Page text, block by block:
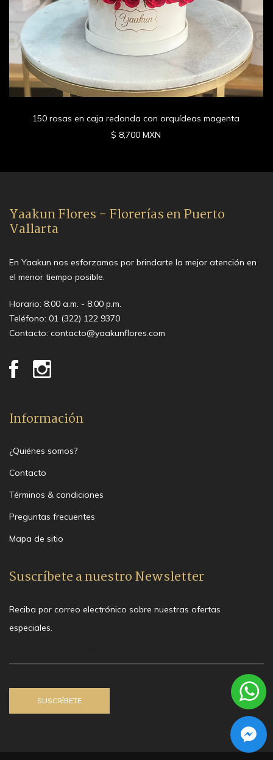
150 rosas en caja redonda con orquídeas magenta
$ 8,700 MXN
Yaakun Flores - Florerías en Puerto
Vallarta
En Yaakun nos esforzamos por brindarte la mejor atención en
el menor tiempo posible.
Horario: 8:00 a.m. - 8:00 p.m.
Teléfono: 01 (322) 122 9370
Contacto: contacto@yaakunflores.com
Información
¿Quiénes somos?
Contacto
Términos & condiciones
Preguntas frecuentes
Mapa de sitio
Suscríbete a nuestro Newsletter
Reciba por correo electrónico sobre nuestras ofertas
especiales.